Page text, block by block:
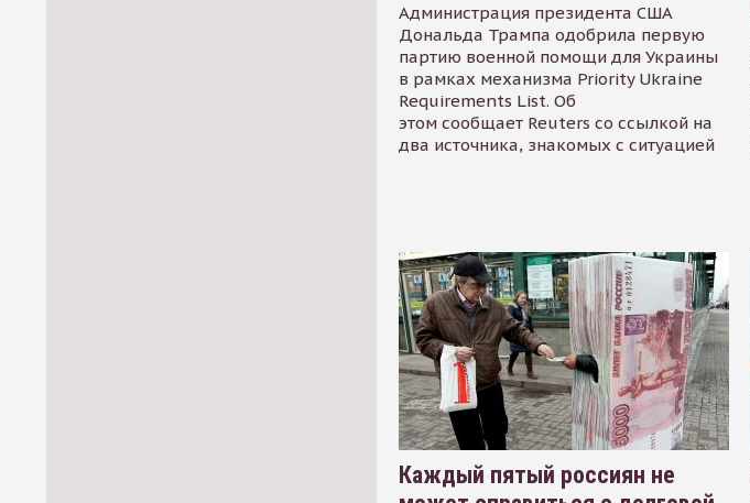
Администрация президента США
Дональда Трампа одобрила первую
партию военной помощи для Украины
в рамках механизма Priority Ukraine
Requirements List. Об
этом сообщает Reuters со ссылкой на
два источника, знакомых с ситуацией
Каждый пятый россиян не